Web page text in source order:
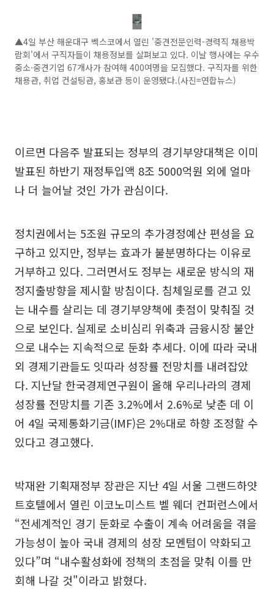
▲4일 부산 해운대구 벡스코에서 열린 '중견전문인력-경력직 채용박
람회'에서 구직자들이 채용정보를 살펴보고 있다. 이날 행사에는 우수
중소·중견기업 67개사가 참여해 400여명을 모집했다. 구직자를 위한
채용관, 취업 컨설팅관, 홍보관 등이 운영됐다.(사진=연합뉴스)
이르면 다음주 발표되는 정부의 경기부양대책은 이미
발표된 하반기 재정투입액 8조 5000억원 외에 얼마
나 더 늘어날 것인 가가 관심이다.
정치권에서는 5조원 규모의 추가경정예산 편성을 요
구하고 있지만, 정부는 효과가 불분명하다는 이유로
거부하고 있다. 그러면서도 정부는 새로운 방식의 재
정지출방향을 제시할 방침이다. 침체일로를 걷고 있
는 내수를 살리는 데 경기부양책에 촛점이 맞춰질 것
으로 보인다. 실제로 소비심리 위축과 금융시장 불안
으로 내수는 지속적으로 둔화 추세다. 이에 따라 국내
외 경제기관들도 잇따라 성장률 전망치를 내려잡았
다. 지난달 한국경제연구원이 올해 우리나라의 경제
성장률 전망치를 기존 3.2%에서 2.6%로 낮춘 데 이
어 4일 국제통화기금(IMF)은 2%대로 하향 조정할 수
있다고 경고했다.
박재완 기획재정부 장관은 지난 4일 서울 그랜드하얏
트호텔에서 열린 이코노미스트 벨 웨더 컨퍼런스에서
“전세계적인 경기 둔화로 수출이 계속 어려움을 겪을
가능성이 높아 국내 경제의 성장 모멘텀이 약화되고
있다”며 “내수활성화에 정책의 초점을 맞춰 이를 만
회해 나갈 것"이라고 밝혔다.